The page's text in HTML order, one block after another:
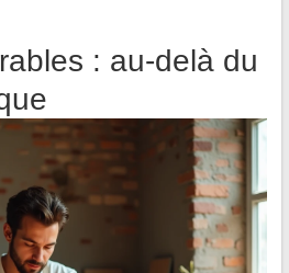
: au-delà du